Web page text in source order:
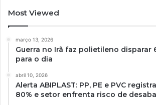
Most Viewed
março 13, 2026
Guerra no Irã faz polietileno disparar
para o dia
abril 10, 2026
Alerta ABIPLAST: PP, PE e PVC
80% e setor enfrenta risco de